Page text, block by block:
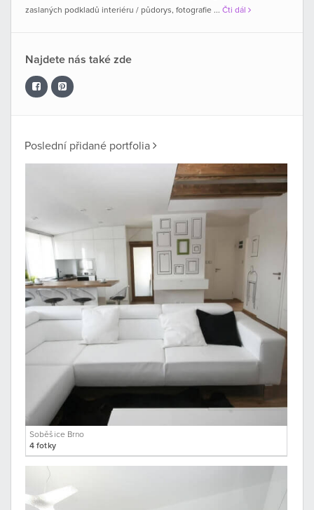
zaslaných podkladů interiéru / půdorys, fotografie ... Čti dál
Najdete nás také zde
Poslední přidané portfolia
Soběšice Brno
4 fotky